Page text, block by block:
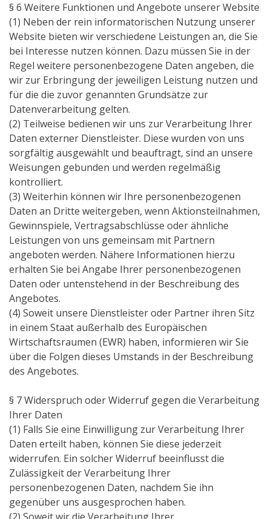
§ 6 Weitere Funktionen und Angebote unserer Website
(1) Neben der rein informatorischen Nutzung unserer
Website bieten wir verschiedene Leistungen an, die Sie
bei Interesse nutzen können. Dazu müssen Sie in der
Regel weitere personenbezogene Daten angeben, die
wir zur Erbringung der jeweiligen Leistung nutzen und
für die die zuvor genannten Grundsätze zur
Datenverarbeitung gelten.
(2) Teilweise bedienen wir uns zur Verarbeitung Ihrer
Daten externer Dienstleister. Diese wurden von uns
sorgfältig ausgewählt und beauftragt, sind an unsere
Weisungen gebunden und werden regelmäßig
kontrolliert.
(3) Weiterhin können wir Ihre personenbezogenen
Daten an Dritte weitergeben, wenn Aktionsteilnahmen,
Gewinnspiele, Vertragsabschlüsse oder ähnliche
Leistungen von uns gemeinsam mit Partnern
angeboten werden. Nähere Informationen hierzu
erhalten Sie bei Angabe Ihrer personenbezogenen
Daten oder untenstehend in der Beschreibung des
Angebotes.
(4) Soweit unsere Dienstleister oder Partner ihren Sitz
in einem Staat außerhalb des Europäischen
Wirtschaftsraumen (EWR) haben, informieren wir Sie
über die Folgen dieses Umstands in der Beschreibung
des Angebotes.
§ 7 Widerspruch oder Widerruf gegen die Verarbeitung
Ihrer Daten
(1) Falls Sie eine Einwilligung zur Verarbeitung Ihrer
Daten erteilt haben, können Sie diese jederzeit
widerrufen. Ein solcher Widerruf beeinflusst die
Zulässigkeit der Verarbeitung Ihrer
personenbezogenen Daten, nachdem Sie ihn
gegenüber uns ausgesprochen haben.